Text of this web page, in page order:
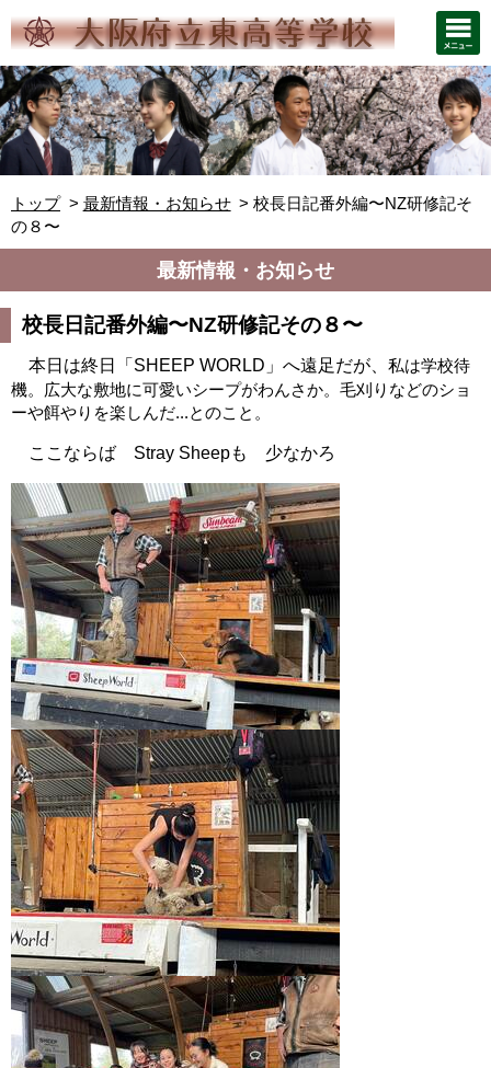
トップ 最新情報・お知らせ
校長日記番外編〜NZ研修記そ
の８〜
最新情報・お知らせ
校長日記番外編〜NZ研修記その８〜
本日は終日「SHEEP WORLD」へ遠足だが、 私は学校待
機。広大な敷地に可愛いシープがわんさか。毛刈りなどのショ
ーや餌やりを楽しんだ...とのこと 。
ここならば Stray Sheepも 少なかろ